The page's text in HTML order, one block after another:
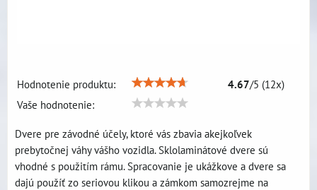
Hodnotenie produktu: 4.67/5 (12x)
Vaše hodnotenie:
Dvere pre závodné účely, ktoré vás zbavia akejkoľvek
prebytočnej váhy vášho vozidla. Sklolaminátové dvere sú
vhodné s použitím rámu. Spracovanie je ukážkove a dvere sa
dajú použíť zo seriovou klikou a zámkom samozrejme na